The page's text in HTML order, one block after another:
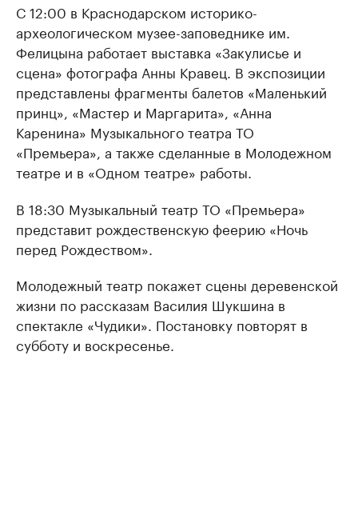
С 12:00 в Краснодарском историко-
археологическом музее-заповеднике им.
Фелицына работает выставка «Закулисье и
сцена» фотографа Анны Кравец. В экспозиции
представлены фрагменты балетов «Маленький
принц», «Мастер и Маргарита», «Анна
Каренина» Музыкального театра ТО
«Премьера», а также сделанные в Молодежном
театре и в «Одном театре» работы.
В 18:30 Музыкальный театр ТО «Премьера»
представит рождественскую феерию «Ночь
перед Рождеством».
Молодежный театр покажет сцены деревенской
жизни по рассказам Василия Шукшина в
спектакле «Чудики». Постановку повторят в
субботу и воскресенье.